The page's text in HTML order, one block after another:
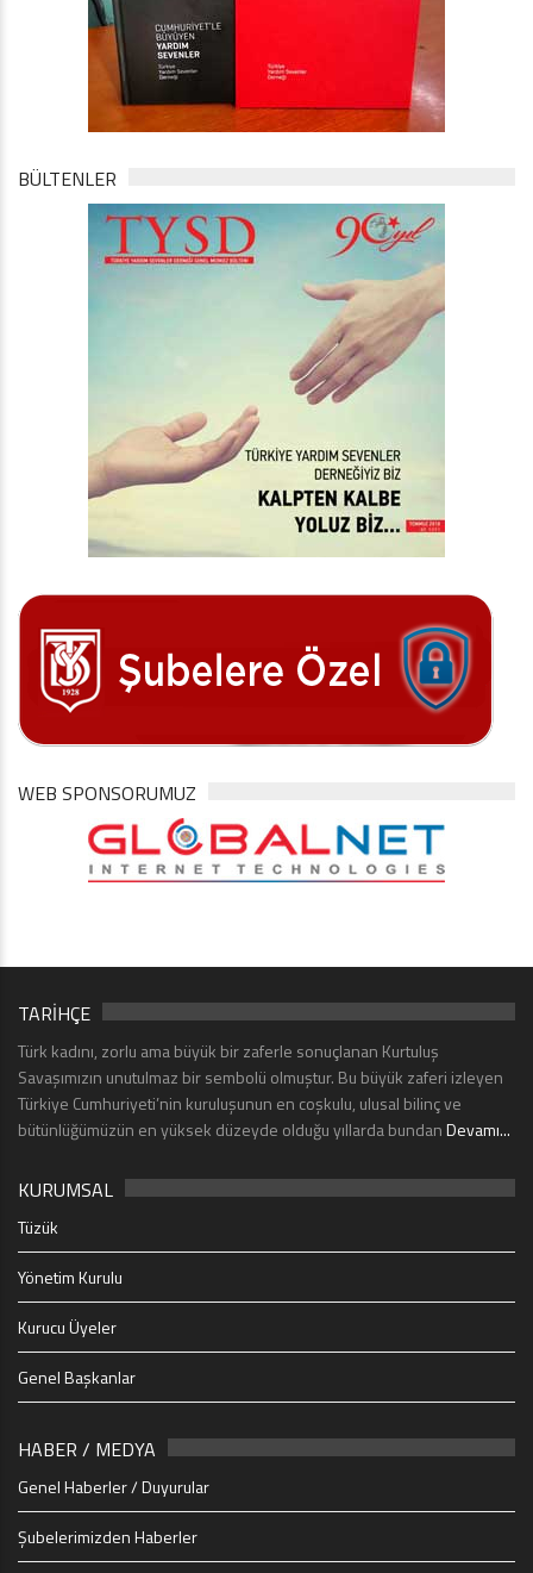
BÜLTENLER
WEB SPONSORUMUZ
TARİHÇE
Türk kadını, zorlu ama büyük bir zaferle sonuçlanan Kurtuluş
Savaşımızın unutulmaz bir sembolü olmuştur. Bu büyük zaferi izleyen
Türkiye Cumhuriyeti’nin kuruluşunun en coşkulu, ulusal bilinç ve
bütünlüğümüzün en yüksek düzeyde olduğu yıllarda bundanDevamı...
KURUMSAL
Tüzük
Yönetim Kurulu
Kurucu Üyeler
Genel Başkanlar
HABER / MEDYA
Genel Haberler / Duyurular
Şubelerimizden Haberler